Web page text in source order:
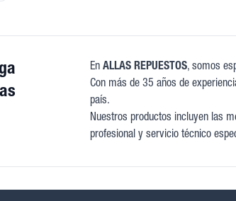
En ALLAS REPUESTOS, somos
Con más de 35 años de
país.
Nuestros productos incluyen las
profesional y servicio técnico